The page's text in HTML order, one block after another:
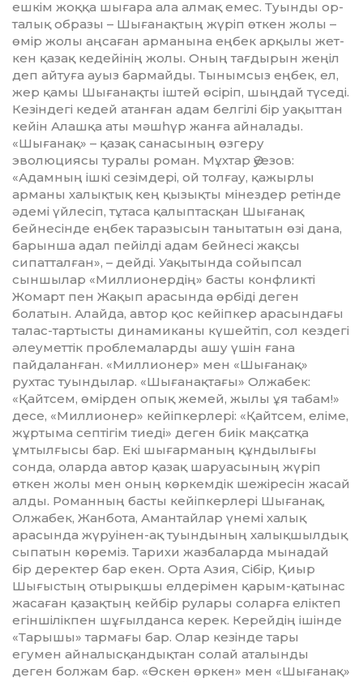
ешкім жоққа шы­ғара ала алмақ емес. Туынды ор­­­
та­лық образы – Шығанақтың жү­ріп өткен жолы –
өмір жолы аң­саған арманына еңбек арқылы жет­­
кен қазақ кедейінің жолы. Оның тағдырын жеңіл
деп айтуға ауыз бармайды. Тынымсыз еңбек, ел,
жер қамы Шығанақты іштей өсіріп, шыңдай түседі.
Кезіндегі кедей атанған адам белгілі бір уа­қыттан
кейін Алашқа аты мәшһүр жанға айналады.
«Шығанақ» – қазақ санасының өзгеру
эволюциясы туралы роман. Мұхтар Әуе­зов:
«Адамның ішкі cезімдері, ой толғау, қажырлы
арманы халықтық кең қызықты мінездер ретінде
әдемі үйлесіп, тұтаса қалыптасқан Шығанақ
бейнесінде еңбек таразысын танытатын өзі дана,
барынша адал пейілді адам бейнесі жақсы
сипатталған», – дейді. Уақытында сойыпсал
сыншылар «Миллионер­дің» басты конфликті
Жомарт пен Жақып арасында өрбіді деген
болатын. Алайда, автор қос кейіпкер арасындағы
талас-тартысты динамиканы күшейтіп, сол кездегі
әлеуметтік проблемаларды ашу үшін ғана
пайдаланған. «Миллионер» мен «Шығанақ»
рухтас туындылар. «Шығанақтағы» Олжабек:
«Қайтсем, өмірден опық жемей, жылы ұя табам!»
десе, «Миллионер» кейіпкерлері: «Қайтсем, еліме,
жұртыма септігім тиеді» деген биік мақ­сатқа
ұмтылғысы бар. Екі шы­ғарманың құндылығы
сонда, оларда автор қазақ шаруасының жүріп
өткен жолы мен оның көркемдік шежіресін жасай
алды. Романның басты кейіпкерлері Шығанақ,
Олжабек, Жанбота, Амантайлар үнемі халық
арасында жүруінен-ақ туындының халықшылдық
сыпатын көреміз. Тарихи жазбаларда мынадай
бір деректер бар екен. Орта Азия, Сібір, Қиыр
Шығыстың отырықшы елдерімен қарым-қа­тынас
жасаған қазақтың кейбір ру­­лары соларға еліктеп
егінші­лік­пен шұғылданса керек. Керейдің ішінде
«Тарышы» тармағы бар. Олар кезінде тары
егумен айна­лыс­қандықтан солай аталынды
деген болжам бар. «Өскен өркен» мен «Шығанақ»